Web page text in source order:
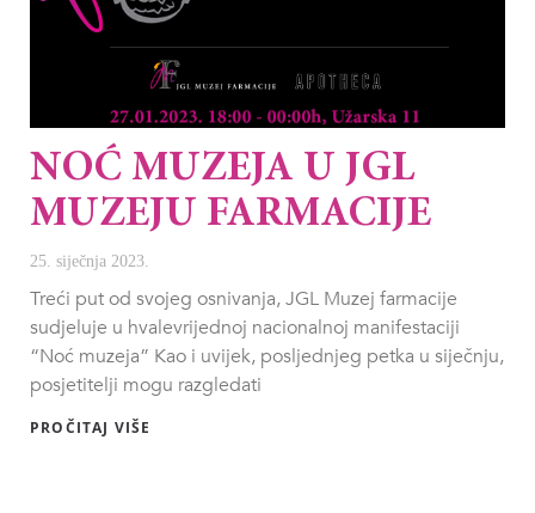
NOĆ MUZEJA U JGL
MUZEJU FARMACIJE
25. siječnja 2023.
Treći put od svojeg osnivanja, JGL Muzej farmacije
sudjeluje u hvalevrijednoj nacionalnoj manifestaciji
“Noć muzeja” Kao i uvijek, posljednjeg petka u siječnju,
posjetitelji mogu razgledati
PROČITAJ VIŠE